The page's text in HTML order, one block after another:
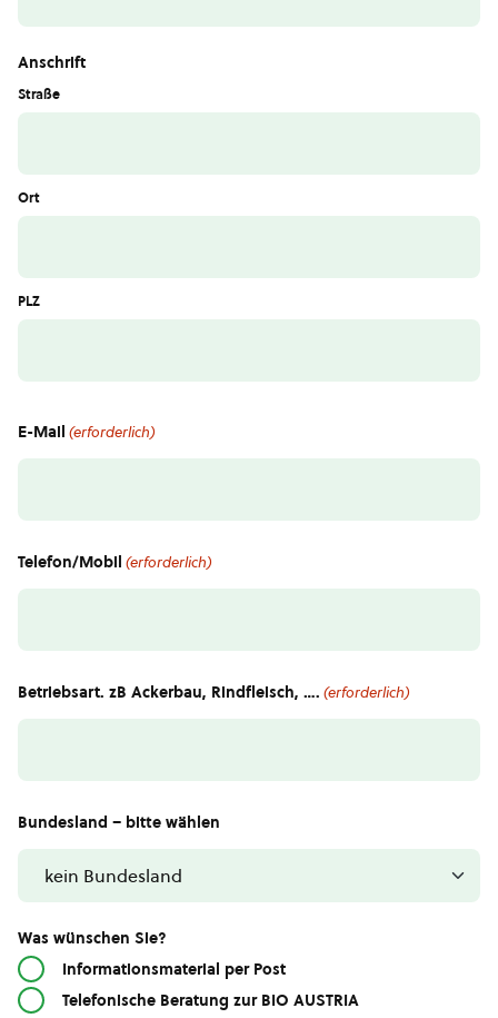
Anschrift
Straße
Ort
PLZ
E-Mail (erforderlich)
Telefon/Mobil (erforderlich)
Betriebsart. zB Ackerbau, Rindfleisch, …. (erforderlich)
Bundesland – bitte wählen
Was wünschen Sie?
Informationsmaterial per Post
Telefonische Beratung zur BIO AUSTRIA